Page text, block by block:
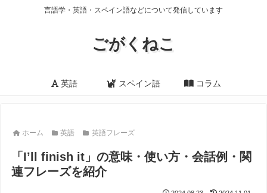
言語学・英語・スペイン語などについて発信しています
ごがくねこ
英語 スペイン語 コラム
ホーム 英語 英語フレーズ
「I’ll finish it」の意味・使い方・会話例・関
連フレーズを紹介